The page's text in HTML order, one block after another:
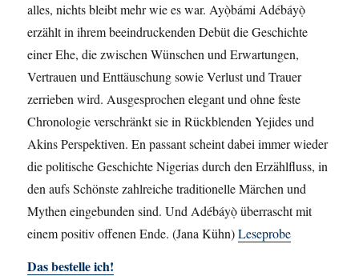
alles, nichts bleibt mehr wie es war. Ayọ̀bámi Adébáyọ̀
erzählt in ihrem beeindruckenden Debüt die Geschichte
einer Ehe, die zwischen Wünschen und Erwartungen,
Vertrauen und Enttäuschung sowie Verlust und Trauer
zerrieben wird. Ausgesprochen elegant und ohne feste
Chronologie verschränkt sie in Rückblenden Yejides und
Akins Perspektiven. En passant scheint dabei immer wieder
die politische Geschichte Nigerias durch den Erzählfluss, in
den aufs Schönste zahlreiche traditionelle Märchen und
Mythen eingebunden sind. Und Adébáyọ̀ überrascht mit
einem positiv offenen Ende. (Jana Kühn)Leseprobe
Das bestelle ich!